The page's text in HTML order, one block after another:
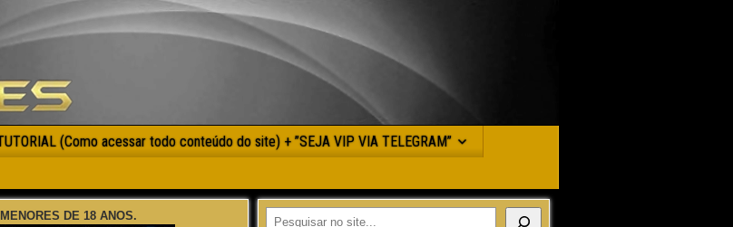
(Como acessar todo conteúdo do site) + ”SEJA VIP VIA TELEGRAM”
DE 18 ANOS.